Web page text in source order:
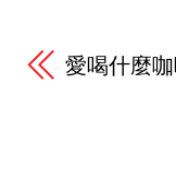
愛喝什麼